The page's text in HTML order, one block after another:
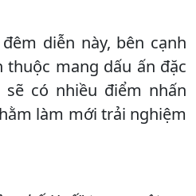
diễn này, bên cạnh
thuộc mang dấu ấn đặc
có nhiều điểm nhấn
làm mới trải nghiệm